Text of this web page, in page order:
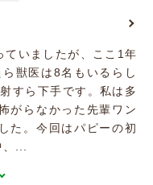
ていましたが、ここ1年
獣医は8名もいるらし
すら下手です。私は多
がらなかった先輩ワン
た。今回はパピーの初
...